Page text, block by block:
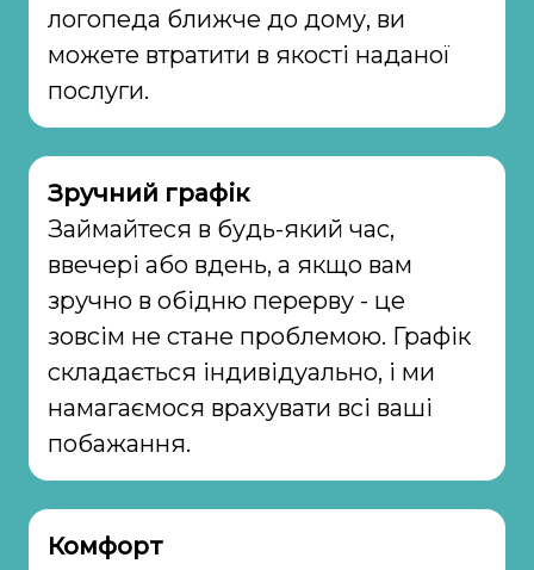
логопеда ближче до дому, ви
можете втратити в якості наданої
послуги.
Зручний графік
Займайтеся в будь-який час,
ввечері або вдень, а якщо вам
зручно в обідню перерву - це
зовсім не стане проблемою. Графік
складається індивідуально, і ми
намагаємося врахувати всі ваші
побажання.
Комфорт